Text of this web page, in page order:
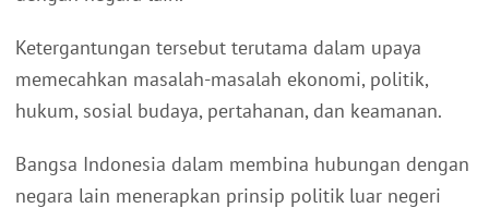
Ketergantungan tersebut terutama dalam upaya
memecahkan masalah-masalah ekonomi, politik,
hukum, sosial budaya, pertahanan, dan keamanan.
Bangsa Indonesia dalam membina hubungan dengan
negara lain menerapkan prinsip politik luar negeri